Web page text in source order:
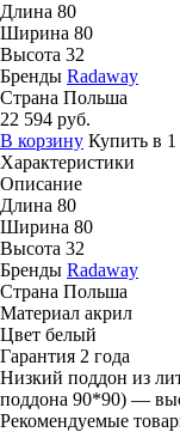
Длина 80
Ширина 80
Высота 32
Бренды Radaway
Страна Польша
22 594 руб.
В корзину Купить в
Характеристики
Описание
Длина 80
Ширина 80
Высота 32
Бренды Radaway
Страна Польша
Материал акрил
Цвет белый
Гарантия 2 года
Низкий поддон из
поддона 90*90) —
Рекомендуемые